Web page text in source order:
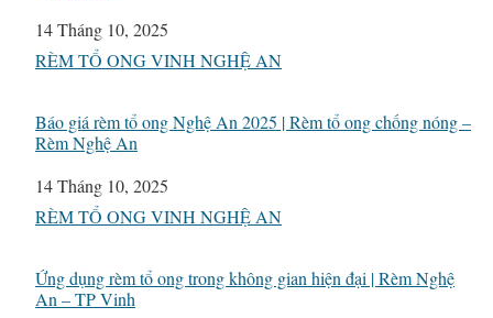
Ngày
14 Tháng 10, 2025
Liên quan đến
RÈM TỔ ONG VINH NGHỆ AN
Báo giá rèm tổ ong Nghệ An 2025 | Rèm tổ ong chống nóng –
Rèm Nghệ An
Ngày
14 Tháng 10, 2025
Liên quan đến
RÈM TỔ ONG VINH NGHỆ AN
Ứng dụng rèm tổ ong trong không gian hiện đại | Rèm Nghệ
An – TP Vinh